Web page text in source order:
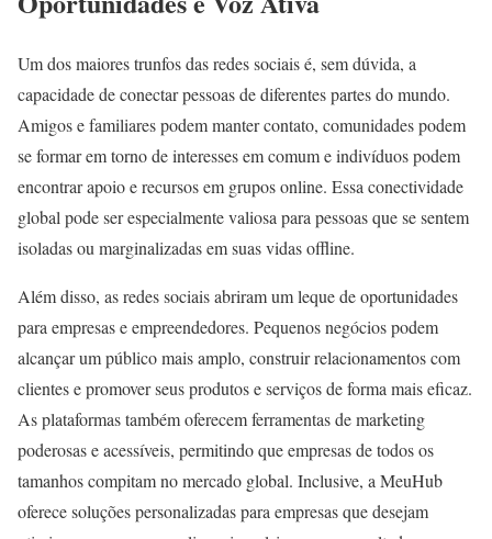
Um dos maiores trunfos das redes sociais é, sem dúvida, a
capacidade de conectar pessoas de diferentes partes do mundo.
Amigos e familiares podem manter contato, comunidades podem
se formar em torno de interesses em comum e indivíduos podem
encontrar apoio e recursos em grupos online. Essa conectividade
global pode ser especialmente valiosa para pessoas que se sentem
isoladas ou marginalizadas em suas vidas offline.
Além disso, as redes sociais abriram um leque de oportunidades
para empresas e empreendedores. Pequenos negócios podem
alcançar um público mais amplo, construir relacionamentos com
clientes e promover seus produtos e serviços de forma mais eficaz.
As plataformas também oferecem ferramentas de marketing
poderosas e acessíveis, permitindo que empresas de todos os
tamanhos compitam no mercado global. Inclusive, a MeuHub
oferece soluções personalizadas para empresas que desejam